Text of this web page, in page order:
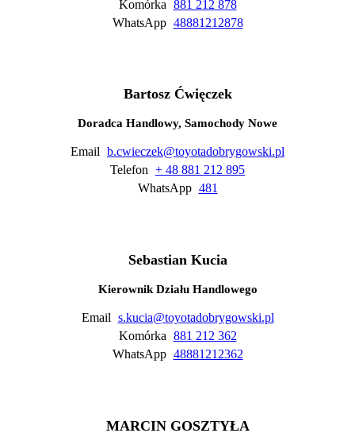
Komórka 881 212 878
WhatsApp 48881212878
Bartosz Ćwięczek
Doradca Handlowy, Samochody Nowe
Email b.cwieczek@toyotadobrygowski.pl
Telefon + 48 881 212 895
WhatsApp 481
Sebastian Kucia
Kierownik Działu Handlowego
Email s.kucia@toyotadobrygowski.pl
Komórka 881 212 362
WhatsApp 48881212362
MARCIN GOSZTYŁA